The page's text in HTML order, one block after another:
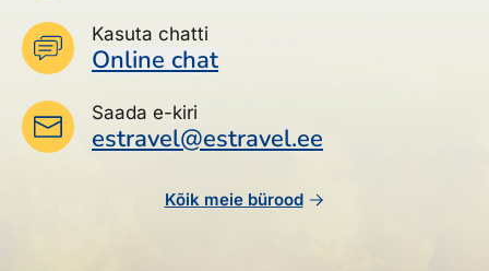
Kasuta chatti
Online chat
Saada e-kiri
estravel@estravel.ee
Kõik meie bürood